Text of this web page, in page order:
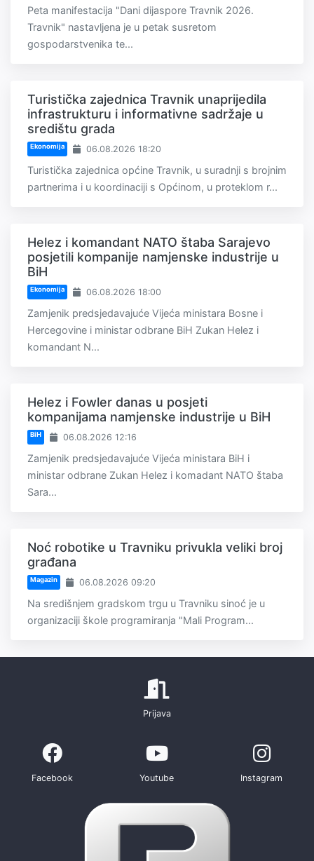
Peta manifestacija "Dani dijaspore Travnik 2026.
Travnik" nastavljena je u petak susretom
gospodarstvenika te...
Turistička zajednica Travnik unaprijedila
infrastrukturu i informativne sadržaje u
središtu grada
Ekonomija 06.08.2026 18:20
Turistička zajednica općine Travnik, u suradnji s brojnim
partnerima i u koordinaciji s Općinom, u proteklom r...
Helez i komandant NATO štaba Sarajevo
posjetili kompanije namjenske industrije u
BiH
Ekonomija 06.08.2026 18:00
Zamjenik predsjedavajuće Vijeća ministara Bosne i
Hercegovine i ministar odbrane BiH Zukan Helez i
komandant N...
Helez i Fowler danas u posjeti
kompanijama namjenske industrije u BiH
BiH 06.08.2026 12:16
Zamjenik predsjedavajuće Vijeća ministara BiH i
ministar odbrane Zukan Helez i komadant NATO štaba
Sara...
Noć robotike u Travniku privukla veliki broj
građana
Magazin 06.08.2026 09:20
Na središnjem gradskom trgu u Travniku sinoć je u
organizaciji škole programiranja "Mali Program...
Prijava
Facebook Youtube Instagram